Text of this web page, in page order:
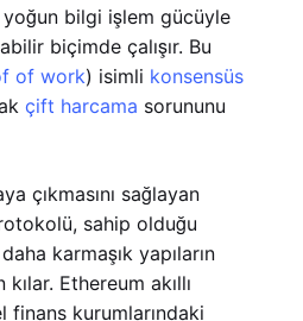
bilgi işlem gücüyle
biçimde çalışır. Bu
of work) isimli konsensüs
çift harcama sorununu
çıkmasını sağlayan
sahip olduğu
karmaşık yapıların
Ethereum akıllı
finans kurumlarındaki